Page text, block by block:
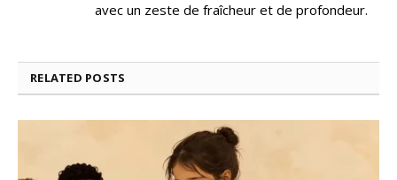
avec un zeste de fraîcheur et de profondeur.
RELATED POSTS